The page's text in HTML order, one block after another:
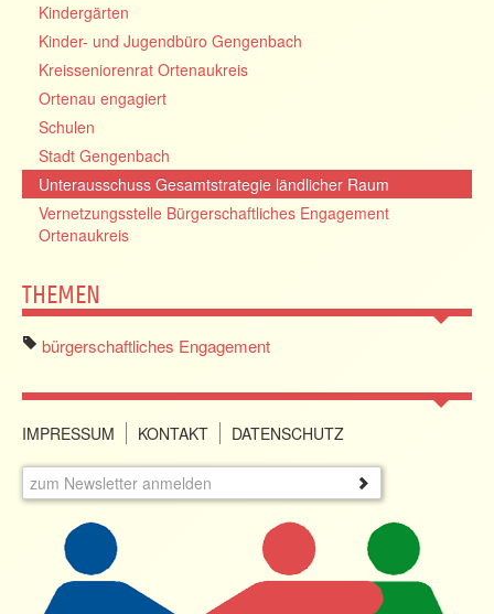
Kindergärten
Kinder- und Jugendbüro Gengenbach
Kreisseniorenrat Ortenaukreis
Ortenau engagiert
Schulen
Stadt Gengenbach
Unterausschuss Gesamtstrategie ländlicher Raum
Vernetzungsstelle Bürgerschaftliches Engagement
Ortenaukreis
THEMEN
bürgerschaftliches Engagement
IMPRESSUM KONTAKT DATENSCHUTZ